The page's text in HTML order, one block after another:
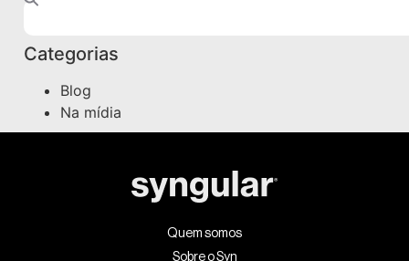
Categorias
Blog
Na mídia
Quem somos
Sobre o Syn